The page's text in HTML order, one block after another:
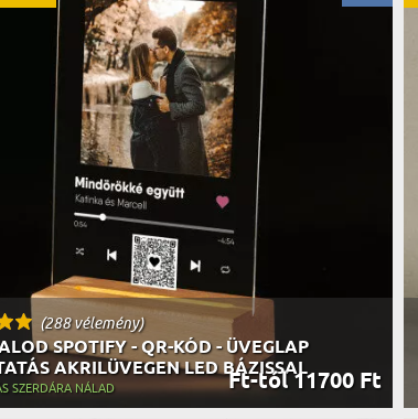
(288 vélemény)
SPOTIFY - QR-KÓD - ÜVEGLAP
AKRILÜVEGEN LED BÁZISSAL
Ft-tól 11700 Ft
SZERDÁRA NÁLAD